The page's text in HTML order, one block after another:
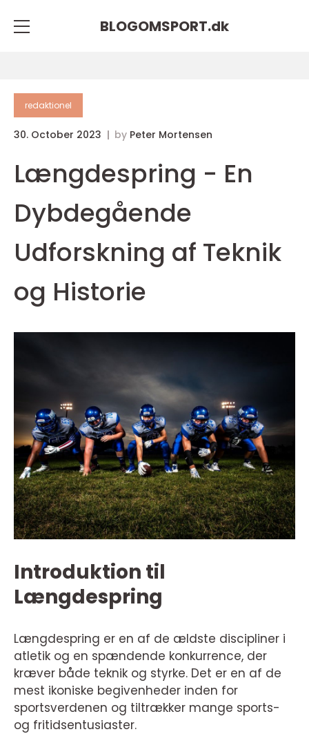
BLOGOMSPORT.dk
redaktionel
30. October 2023 by Peter Mortensen
Længdespring - En
Dybdegående
Udforskning af Teknik
og Historie
Introduktion til
Længdespring
Længdespring er en af de ældste discipliner i
atletik og en spændende konkurrence, der
kræver både teknik og styrke. Det er en af de
mest ikoniske begivenheder inden for
sportsverdenen og tiltrækker mange sports-
og fritidsentusiaster.